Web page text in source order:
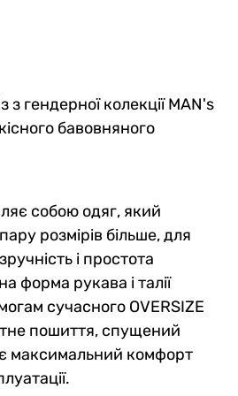
679 грн
577 грн
Ціна для Club:509 грн
679 грн
577 грн
Ціна для Club:509 грн
549 грн
439 грн
Ціна для Club:384 грн
гендерної колекції MAN's
бавовняного
собою одяг, який
розмірів більше, для
і простота
форма рукава і талії
сучасного OVERSIZE
пошиття, спущений
максимальний комфорт